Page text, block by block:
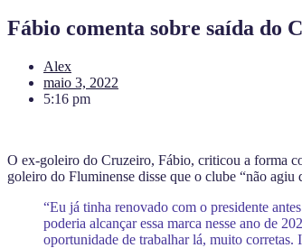
Fábio comenta sobre saída do
Alex
maio 3, 2022
5:16 pm
O ex-goleiro do Cruzeiro, Fábio, criticou a forma
goleiro do Fluminense disse que o clube “não agiu
“Eu já tinha renovado com o presidente
poderia alcançar essa marca nesse ano de
oportunidade de trabalhar lá, muito corretas.